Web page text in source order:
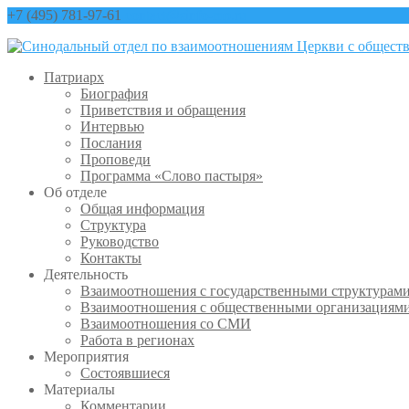
+7 (495) 781-97-61
Патриарх
Биография
Приветствия и обращения
Интервью
Послания
Проповеди
Программа «Слово пастыря»
Об отделе
Общая информация
Структура
Руководство
Контакты
Деятельность
Взаимоотношения с государственными
Взаимоотношения с общественными
Взаимоотношения со СМИ
Работа в регионах
Мероприятия
Состоявшиеся
Материалы
Комментарии